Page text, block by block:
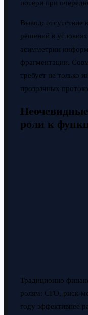
потери при
Вывод: отсутствие
решений в
асимметрии
фрагментации.
требует не только
прозрачных
роли к
Традиционно
ролям: CFO, риск-
году эффективнее